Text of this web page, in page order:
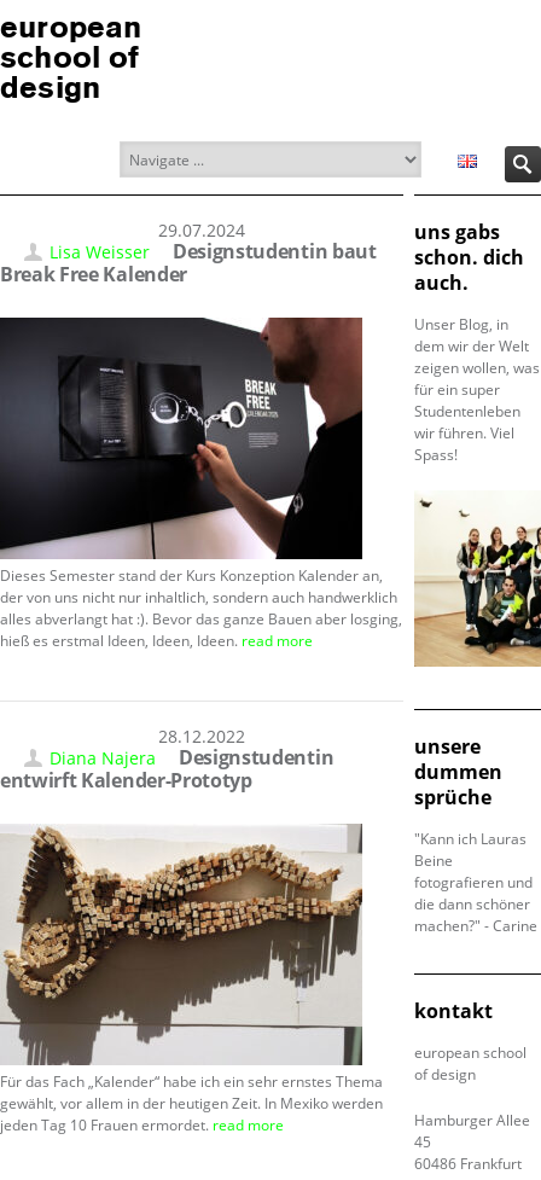
european
school of
design
29.07.2024
Lisa Weisser
Designstudentin baut
Break Free Kalender
Dieses Semester stand der Kurs Konzeption Kalender an,
der von uns nicht nur inhaltlich, sondern auch handwerklich
alles abverlangt hat :). Bevor das ganze Bauen aber losging,
hieß es erstmal Ideen, Ideen, Ideen. read more
28.12.2022
Diana Najera
Designstudentin
entwirft Kalender-Prototyp
Für das Fach „Kalender“ habe ich ein sehr ernstes Thema
gewählt, vor allem in der heutigen Zeit. In Mexiko werden
jeden Tag 10 Frauen ermordet. read more
uns gabs
schon. dich
auch.
Unser Blog, in
dem wir der Welt
zeigen wollen, was
für ein super
Studentenleben
wir führen. Viel
Spass!
unsere
dummen
sprüche
"Kann ich Lauras
Beine
fotografieren und
die dann schöner
machen?" - Carine
kontakt
european school
of design
Hamburger Allee
45
60486 Frankfurt